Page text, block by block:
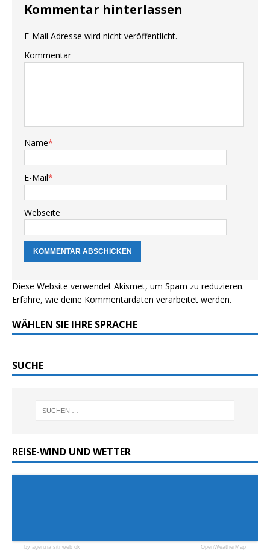
Kommentar hinterlassen
E-Mail Adresse wird nicht veröffentlicht.
Kommentar
Name*
E-Mail*
Webseite
Diese Website verwendet Akismet, um Spam zu reduzieren.
Erfahre, wie deine Kommentardaten verarbeitet werden.
WÄHLEN SIE IHRE SPRACHE
SUCHE
REISE-WIND UND WETTER
by agenzia siti web ok OpenWeatherMap